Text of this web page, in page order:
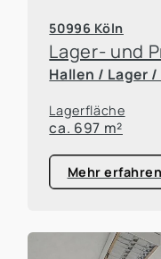
50996 Köln
Hallen / Lager
Lagerfläche
ca. 697 m²
Mehr erfahren